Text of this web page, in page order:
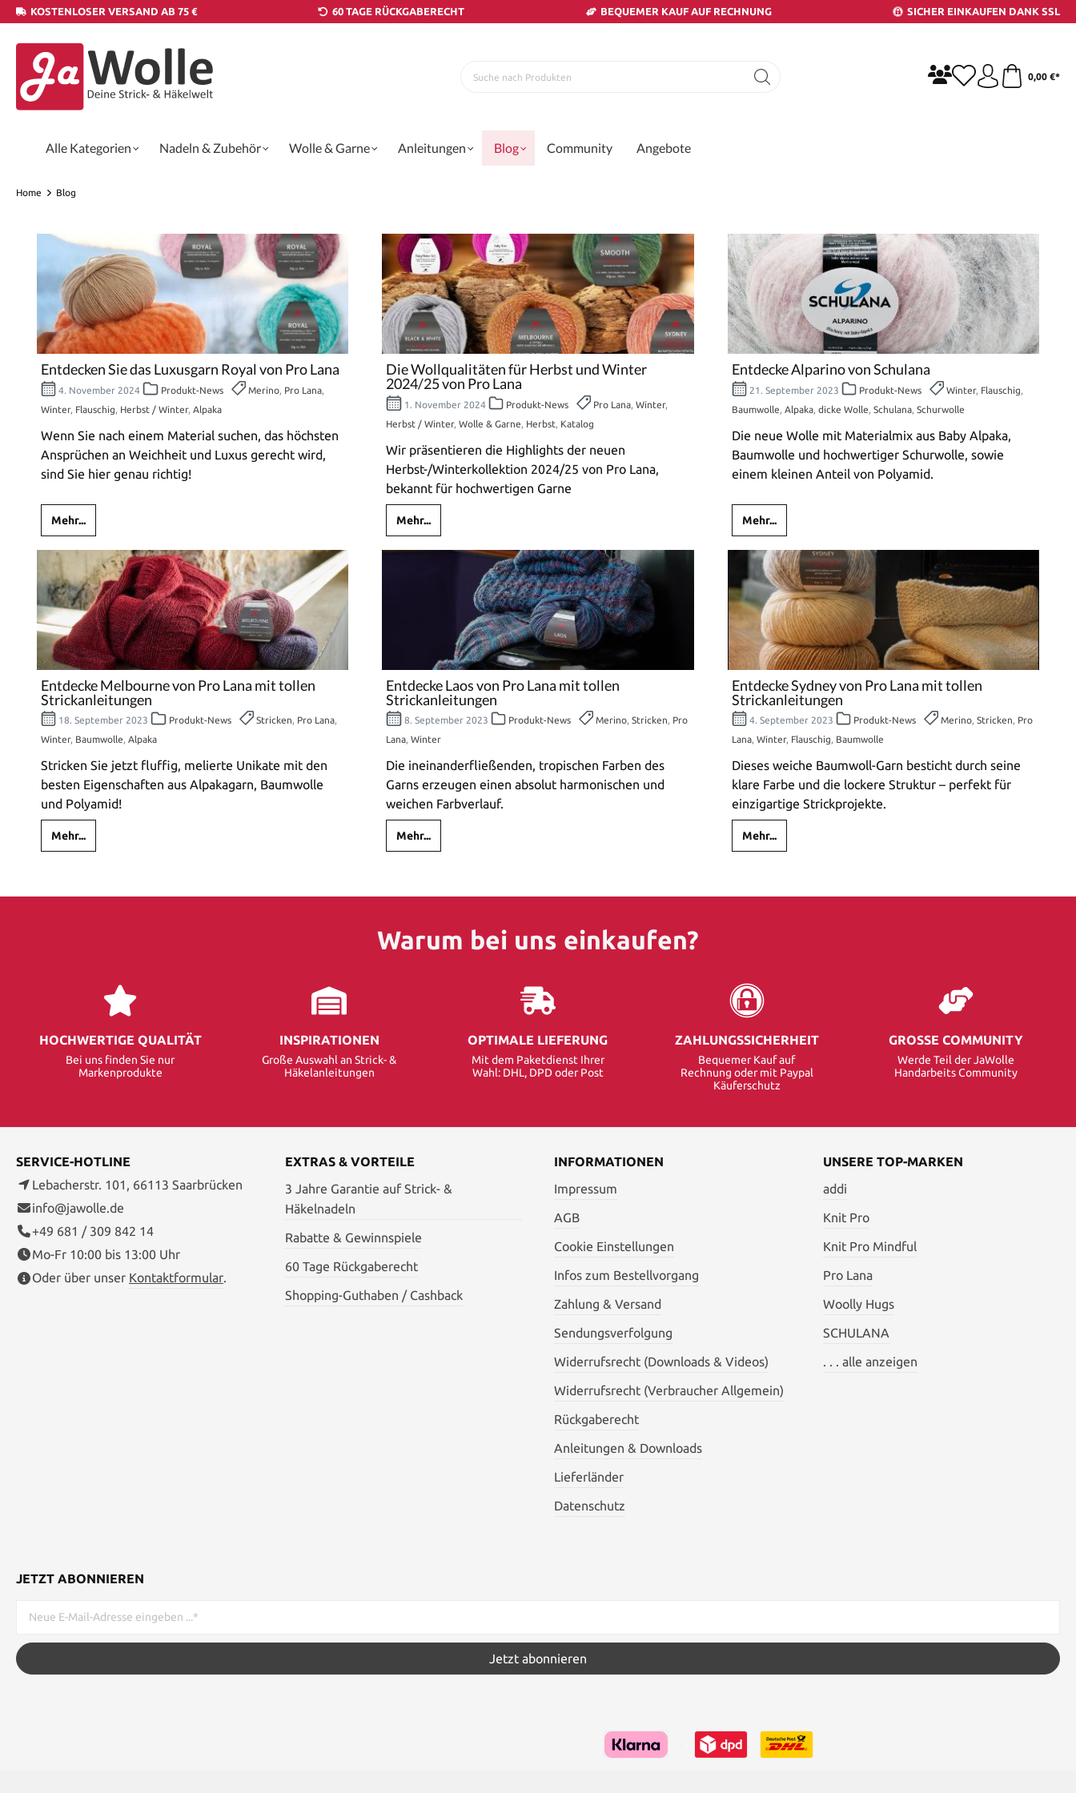
KOSTENLOSER VERSAND AB 75 € 60 TAGE RÜCKGABERECHT BEQUEMER KAUF AUF RECHNUNG SICHER EINKAUFEN DANK SSL
0,00 €*
Alle Kategorien Nadeln & Zubehör Wolle & Garne Anleitungen Blog Community Angebote
Home Blog
Entdecken Sie das Luxusgarn Royal von Pro Lana
4. November 2024 Produkt-News Merino, Pro Lana,
Winter, Flauschig, Herbst / Winter, Alpaka
Wenn Sie nach einem Material suchen, das höchsten
Ansprüchen an Weichheit und Luxus gerecht wird,
sind Sie hier genau richtig!
Mehr...
Die Wollqualitäten für Herbst und Winter
2024/25 von Pro Lana
1. November 2024 Produkt-News Pro Lana,Winter,
Herbst / Winter,Wolle & Garne, Herbst, Katalog
Wir präsentieren die Highlights der neuen
Herbst-/Winterkollektion 2024/25 von Pro Lana,
bekannt für hochwertigen Garne
Mehr...
Entdecke Alparino von Schulana
21. September 2023 Produkt-News Winter, Flauschig,
Baumwolle, Alpaka, dicke Wolle, Schulana, Schurwolle
Die neue Wolle mit Materialmix aus Baby Alpaka,
Baumwolle und hochwertiger Schurwolle, sowie
einem kleinen Anteil von Polyamid.
Mehr...
Entdecke Melbourne von Pro Lana mit tollen
Strickanleitungen
18. September 2023 Produkt-News Stricken, Pro Lana,
Winter, Baumwolle, Alpaka
Stricken Sie jetzt fluffig, melierte Unikate mit den
besten Eigenschaften aus Alpakagarn, Baumwolle
und Polyamid!
Mehr...
Entdecke Laos von Pro Lana mit tollen
Strickanleitungen
8. September 2023 Produkt-News Merino,Stricken, Pro
Lana,Winter
Die ineinanderfließenden, tropischen Farben des
Garns erzeugen einen absolut harmonischen und
weichen Farbverlauf.
Mehr...
Entdecke Sydney von Pro Lana mit tollen
Strickanleitungen
4. September 2023 Produkt-News Merino,Stricken, Pro
Lana, Winter, Flauschig, Baumwolle
Dieses weiche Baumwoll-Garn besticht durch seine
klare Farbe und die lockere Struktur – perfekt für
einzigartige Strickprojekte.
Mehr...
Warum bei uns einkaufen?
HOCHWERTIGE QUALITÄT
Bei uns finden Sie nur
Markenprodukte
INSPIRATIONEN
Große Auswahl an Strick- &
Häkelanleitungen
OPTIMALE LIEFERUNG
Mit dem Paketdienst Ihrer
Wahl: DHL, DPD oder Post
ZAHLUNGSSICHERHEIT
Bequemer Kauf auf
Rechnung oder mit Paypal
Käuferschutz
GROSSE COMMUNITY
Werde Teil der JaWolle
Handarbeits Community
SERVICE-HOTLINE
Lebacherstr. 101, 66113 Saarbrücken
info@jawolle.de
+49 681 / 309 842 14
Mo-Fr 10:00 bis 13:00 Uhr
Oder über unser Kontaktformular.
EXTRAS & VORTEILE
3 Jahre Garantie auf Strick- &
Häkelnadeln
Rabatte & Gewinnspiele
60 Tage Rückgaberecht
Shopping-Guthaben / Cashback
INFORMATIONEN
Impressum
AGB
Cookie Einstellungen
Infos zum Bestellvorgang
Zahlung & Versand
Sendungsverfolgung
Widerrufsrecht (Downloads & Videos)
Widerrufsrecht (Verbraucher Allgemein)
Rückgaberecht
Anleitungen & Downloads
Lieferländer
Datenschutz
UNSERE TOP-MARKEN
addi
Knit Pro
Knit Pro Mindful
Pro Lana
Woolly Hugs
SCHULANA
. . . alle anzeigen
JETZT ABONNIEREN
Jetzt abonnieren